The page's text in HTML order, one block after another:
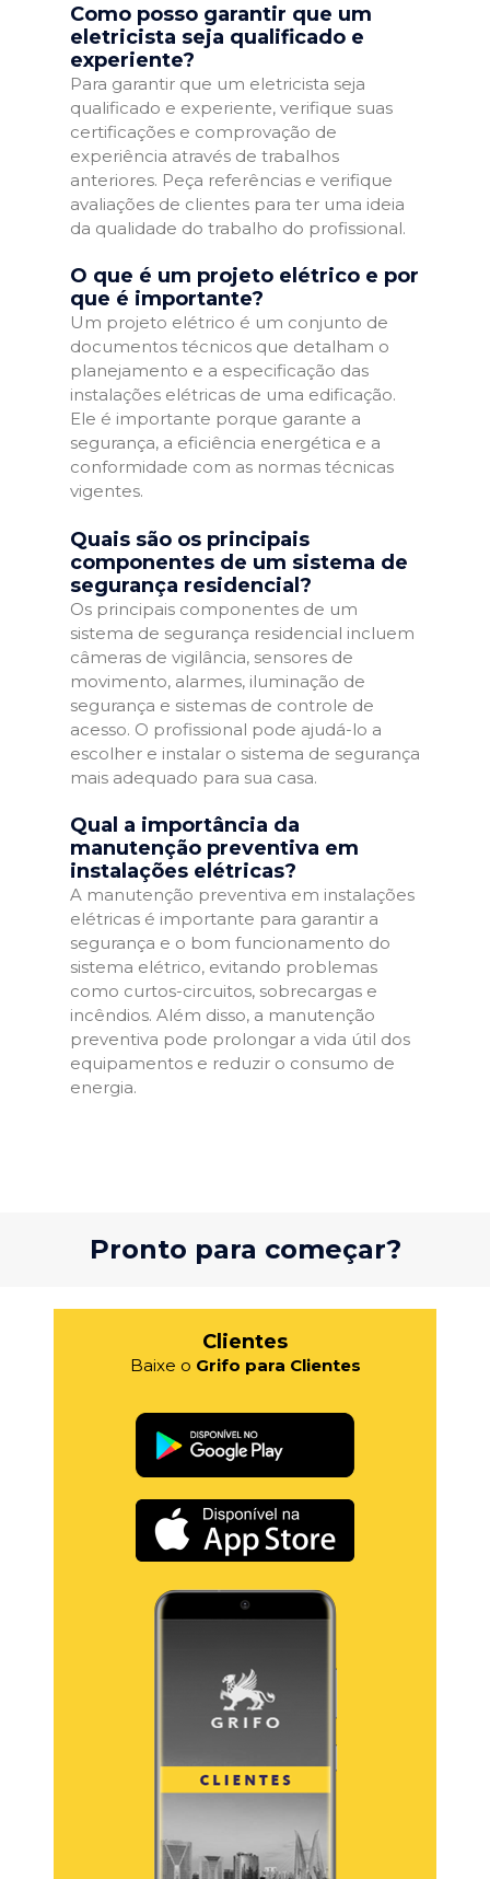
Como posso garantir que um
eletricista seja qualificado e
experiente?
Para garantir que um eletricista seja
qualificado e experiente, verifique suas
certificações e comprovação de
experiência através de trabalhos
anteriores. Peça referências e verifique
avaliações de clientes para ter uma ideia
da qualidade do trabalho do profissional.
O que é um projeto elétrico e por
que é importante?
Um projeto elétrico é um conjunto de
documentos técnicos que detalham o
planejamento e a especificação das
instalações elétricas de uma edificação.
Ele é importante porque garante a
segurança, a eficiência energética e a
conformidade com as normas técnicas
vigentes.
Quais são os principais
componentes de um sistema de
segurança residencial?
Os principais componentes de um
sistema de segurança residencial incluem
câmeras de vigilância, sensores de
movimento, alarmes, iluminação de
segurança e sistemas de controle de
acesso. O profissional pode ajudá-lo a
escolher e instalar o sistema de segurança
mais adequado para sua casa.
Qual a importância da
manutenção preventiva em
instalações elétricas?
A manutenção preventiva em instalações
elétricas é importante para garantir a
segurança e o bom funcionamento do
sistema elétrico, evitando problemas
como curtos-circuitos, sobrecargas e
incêndios. Além disso, a manutenção
preventiva pode prolongar a vida útil dos
equipamentos e reduzir o consumo de
energia.
Pronto para começar?
Clientes
Baixe o Grifo para Clientes